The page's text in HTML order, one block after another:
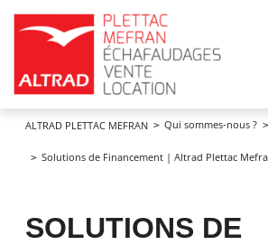
ALTRAD PLETTAC MEFRAN Qui sommes-nous ?
Solutions de Financement | Altrad Plettac Mefran |
SOLUTIONS DE
Panneau de gestion des cookies